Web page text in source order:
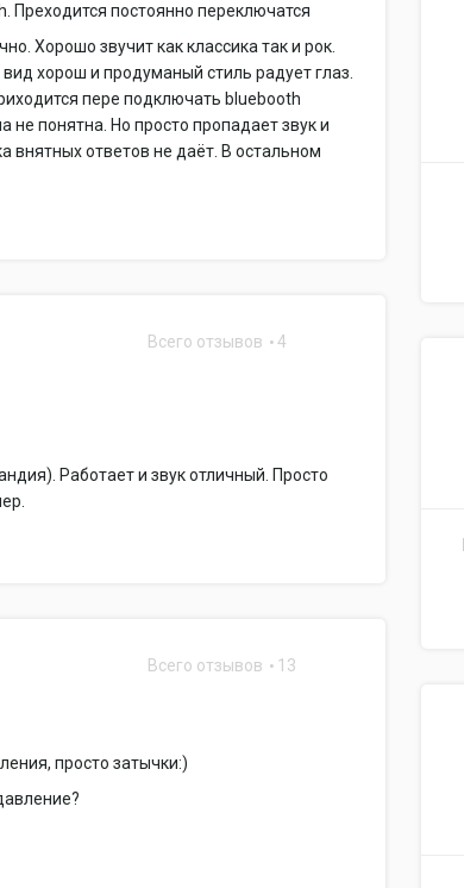
постоянно переключатся
Хорошо звучит как классика так и рок.
хорош и продуманый стиль радует глаз.
пере подключать bluebooth
понятна. Но просто пропадает звук и
ответов не даёт. В остальном
Всего отзывов 4
Работает и звук отличный. Просто
Всего отзывов 13
просто затычки:)